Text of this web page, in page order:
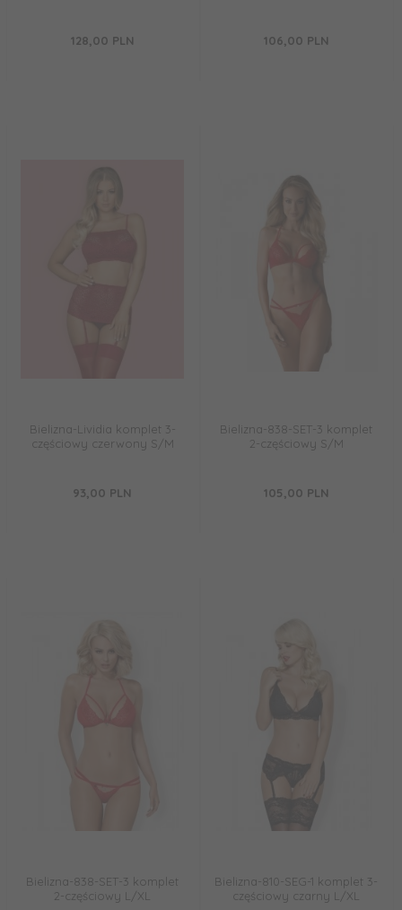
128,00 PLN 106,00 PLN
Bielizna-Lividia komplet 3-
częściowy czerwony S/M
93,00 PLN
Bielizna-838-SET-3 komplet
2-częściowy S/M
105,00 PLN
Bielizna-838-SET-3 komplet
2-częściowy L/XL
Bielizna-810-SEG-1 komplet 3-
częściowy czarny L/XL